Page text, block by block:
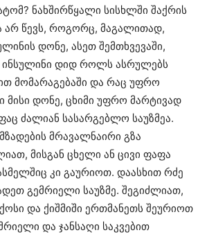
ნახშირწყალი სისხლში შაქრის
არ წევს, როგორც, მაგალითად,
დონე, ასეთ შემთხვევაში,
დიდ როლს ასრულებს
მომარაგებაში და რაც უფრო
მისი დონე, ცხიმი უფრო მარტივად
ძალიან სასარგებლო საუზმეა.
მრავალნაირი გზა
მისგან ცხელი ან ცივი ფაფა
კი გაურიოთ. დაასხით რძე
გემრიელი საუზმე. შეგიძლიათ,
და ქიშმიში ერთმანეთს შეურიოთ
და ჯანსაღი საკვებით